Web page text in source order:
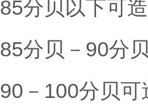
85分贝以下可
85分贝－90分
90－100分贝